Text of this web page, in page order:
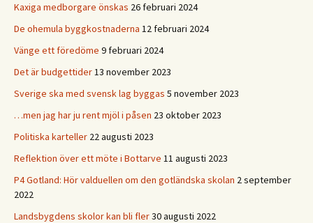
Kaxiga medborgare önskas 26 februari 2024
De ohemula byggkostnaderna 12 februari 2024
Vänge ett föredöme 9 februari 2024
Det är budgettider13 november 2023
Sverige ska med svensk lag byggas 5 november 2023
…men jag har ju rent mjöl i påsen 23 oktober 2023
Politiska karteller 22 augusti 2023
Reflektion över ett möte i Bottarve 11 augusti 2023
P4 Gotland: Hör valduellen om den gotländska skolan 2 september
2022
Landsbygdens skolor kan bli fler30 augusti 2022